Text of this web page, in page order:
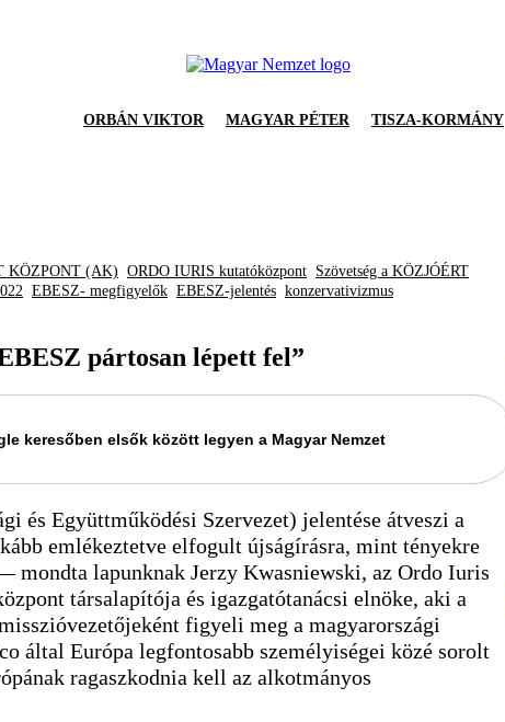
ORBÁN VIKTOR MAGYAR PÉTER TISZA-KORMÁNY
KÖZPONT (AK) ORDO IURIS kutatóközpont Szövetség a KÖZJÓÉRT
EBESZ- megfigyelők EBESZ-jelentés konzervativizmus
pártosan lépett fel”
keresőben elsők között legyen a Magyar Nemzet
és Együttműködési Szervezet) jelentése átveszi a
emlékeztetve elfogult újságírásra, mint tényekre
mondta lapunknak Jerzy Kwasniewski, az Ordo Iuris
társalapítója és igazgatótanácsi elnöke, aki a
figyeli meg a magyarországi
által Európa legfontosabb személyiségei közé sorolt
ragaszkodnia kell az alkotmányos